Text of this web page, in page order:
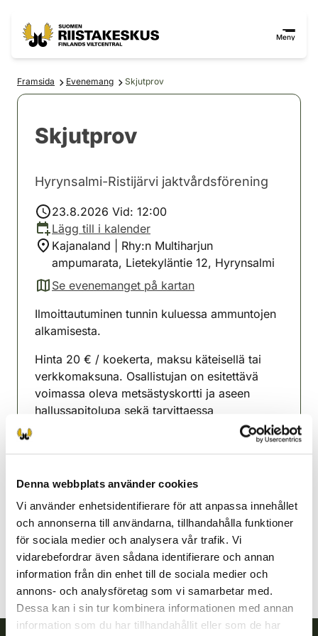
Denna webbplats använder cookies
Vi använder enhetsidentifierare för att anpassa innehållet
och annonserna till användarna, tillhandahålla funktioner
för sociala medier och analysera vår trafik. Vi
vidarebefordrar även sådana identifierare och annan
information från din enhet till de sociala medier och
annons- och analysföretag som vi samarbetar med.
Dessa kan i sin tur kombinera informationen med annan
information som du har tillhandahållit eller som de har
Meny
Framsida Evenemang Skjutprov
Skjutprov
Hyrynsalmi-Ristijärvi jaktvårdsförening
23.8.2026 Vid: 12:00
Lägg till i kalender
Kajanaland | Rhy:n Multiharjun
ampumarata, Lietekyläntie 12, Hyrynsalmi
Se evenemanget på kartan
(avautuu uuteen välilehteen)
Ilmoittautuminen tunnin kuluessa ammuntojen
alkamisesta.
Hinta 20 € / koekerta, maksu käteisellä tai
verkkomaksuna. Osallistujan on esitettävä
voimassa oleva metsästyskortti ja aseen
hallussapitolupa sekä tarvittaessa
jaktvårdsförening
044-5748560
hyrynsalmi-ristijarvi@rhy.riista.fi